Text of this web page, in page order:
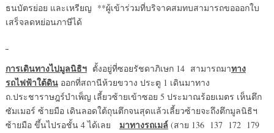
ธนบัตรย่อย และเหรียญ **ผู้เข้าร่วมที่บริจาคสมทบสามารถขอออกใบ
เสร็จลดหย่อนภาษีได้
การเดินทางไปมูลนิธิฯตั้งอยู่ที่ซอยรัชดาภิเษก 14 สามารถมาทาง
รถไฟฟ้าใต้ดินออกที่สถานีห้วยขวาง ประตู 1 เดินมาทาง
ถ.ประชาราษฎร์บำเพ็ญ เลี้ยวซ้ายเข้าซอย 5 ประมาณร้อยเมตร เห็นตึก
ซัมเมอร์ ซ้ายมือ เดินลอดใต้ถุนตึกจนสุดแล้วเลี้ยวซ้ายจะถึงตึกมูลนิธิฯ
ซ้ายมือ ขึ้นไปรอชั้น 4 ได้เลย
มาทางรถเมล์ (สาย 136 137 172 179